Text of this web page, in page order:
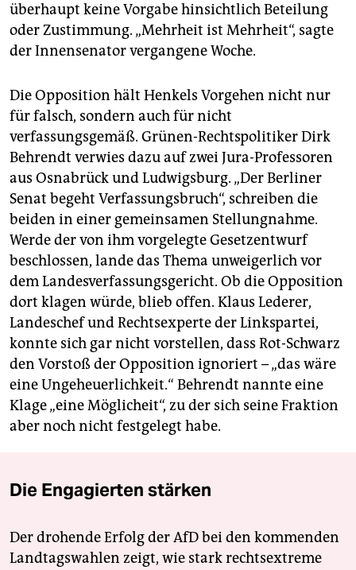
überhaupt keine Vorgabe hinsichtlich Beteilung
oder Zustimmung. „Mehrheit ist Mehrheit“, sagte
der Innensenator vergangene Woche.
Die Opposition hält Henkels Vorgehen nicht nur
für falsch, sondern auch für nicht
verfassungsgemäß. Grünen-Rechtspolitiker Dirk
Behrendt verwies dazu auf zwei Jura-Professoren
aus Osnabrück und Ludwigsburg. „Der Berliner
Senat begeht Verfassungsbruch“, schreiben die
beiden in einer gemeinsamen Stellungnahme.
Werde der von ihm vorgelegte Gesetzentwurf
beschlossen, lande das Thema unweigerlich vor
dem Landesverfassungsgericht. Ob die Opposition
dort klagen würde, blieb offen. Klaus Lederer,
Landeschef und Rechtsexperte der Linkspartei,
konnte sich gar nicht vorstellen, dass Rot-Schwarz
den Vorstoß der Opposition ignoriert – „das wäre
eine Ungeheuerlichkeit.“ Behrendt nannte eine
Klage „eine Möglicheit“, zu der sich seine Fraktion
aber noch nicht festgelegt habe.
Die Engagierten stärken
Der drohende Erfolg der AfD bei den kommenden
Landtagswahlen zeigt, wie stark rechtsextreme